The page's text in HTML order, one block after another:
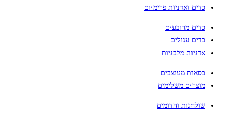
כדים ואדניות פרימיום
כדים מרובעים
כדים עגולים
אדניות מלבניות
כסאות מעוצבים
מוצרים משלימים
שולחנות והדומים